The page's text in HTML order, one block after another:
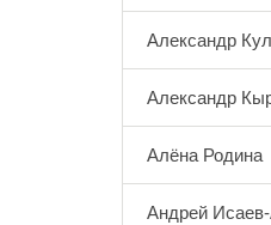
Александр
Александр
Алёна Родина
Андрей